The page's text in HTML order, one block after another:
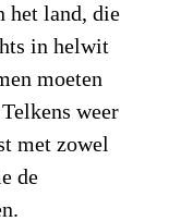
het land, die
in helwit
moeten
weer
met zowel
de